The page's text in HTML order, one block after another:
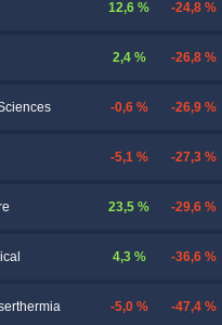
12,6 % -24,8 %
2,4 % -26,8 %
-0,6 % -26,9 %
-5,1 % -27,3 %
23,5 % -29,6 %
4,3 % -36,6 %
-5,0 % -47,4 %